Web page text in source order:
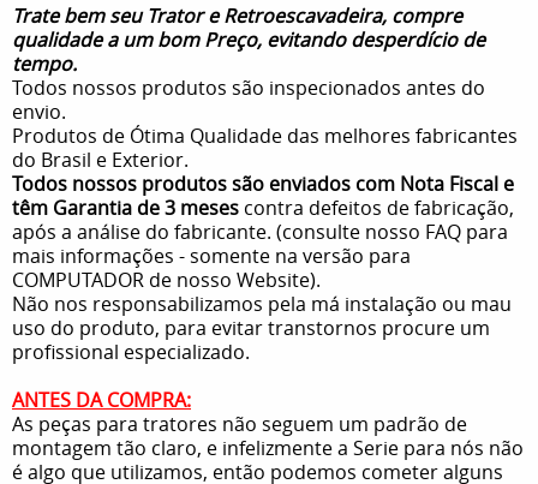
Trate bem seu Trator e Retroescavadeira, compre
qualidade a um bom Preço, evitando desperdício de
tempo.
Todos nossos produtos são inspecionados antes do
envio.
Produtos de Ótima Qualidade das melhores fabricantes
do Brasil e Exterior.
Todos nossos produtos são enviados com Nota Fiscal e
têm Garantia de 3 meses contra defeitos de fabricação,
após a análise do fabricante. (consulte nosso FAQ para
mais informações - somente na versão para
COMPUTADOR de nosso Website).
Não nos responsabilizamos pela má instalação ou mau
uso do produto, para evitar transtornos procure um
profissional especializado.
ANTES DA COMPRA:
As peças para tratores não seguem um padrão de
montagem tão claro, e infelizmente a Serie para nós não
é algo que utilizamos, então podemos cometer alguns